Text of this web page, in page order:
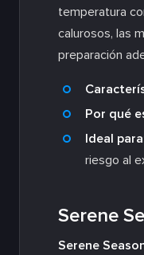
temperatura
calurosos, las
preparación
Por qué
Ideal
riesgo al
Serene
Serene